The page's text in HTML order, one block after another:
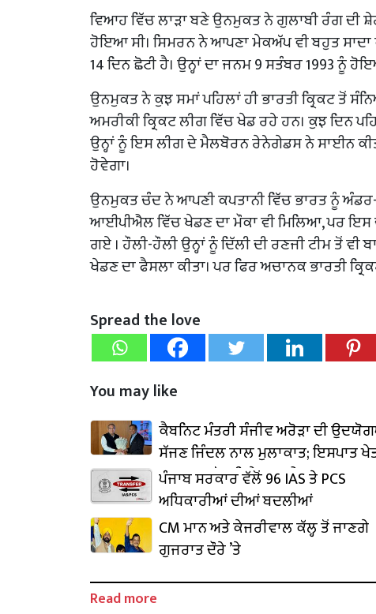
ਵਿਆਹ ਵਿੱਚ ਲਾੜਾ ਬਣੇ ਉਨਮੁਕਤ ਨੇ ਗੁਲਾਬੀ ਰੰਗ ਦੀ
ਹੋਇਆ ਸੀ। ਸਿਮਰਨ ਨੇ ਆਪਣਾ ਮੇਕਅੱਪ ਵੀ ਬਹੁਤ
14 ਦਿਨ ਛੋਟੀ ਹੈ। ਉਨ੍ਹਾਂ ਦਾ ਜਨਮ 9 ਸਤੰਬਰ 1993 ਨੂੰ
ਉਨਮੁਕਤ ਨੇ ਕੁਝ ਸਮਾਂ ਪਹਿਲਾਂ ਹੀ ਭਾਰਤੀ ਕ੍ਰਿਕਟ ਤੋਂ
ਅਮਰੀਕੀ ਕ੍ਰਿਕਟ ਲੀਗ ਵਿੱਚ ਖੇਡ ਰਹੇ ਹਨ। ਕੁਝ ਦਿਨ
ਉਨ੍ਹਾਂ ਨੂੰ ਇਸ ਲੀਗ ਦੇ ਮੈਲਬੋਰਨ ਰੇਨੇਗੇਡਸ ਨੇ ਸਾਈਨ
ਹੋਵੇਗਾ।
ਉਨਮੁਕਤ ਚੰਦ ਨੇ ਆਪਣੀ ਕਪਤਾਨੀ ਵਿੱਚ ਭਾਰਤ ਨੂੰ ਅੰਡਰ-
ਆਈਪੀਐਲ ਵਿੱਚ ਖੇਡਣ ਦਾ ਮੌਕਾ ਵੀ ਮਿਲਿਆ, ਪਰ
ਗਏ । ਹੌਲੀ-ਹੌਲੀ ਉਨ੍ਹਾਂ ਨੂੰ ਦਿੱਲੀ ਦੀ ਰਣਜੀ ਟੀਮ ਤੋਂ
ਖੇਡਣ ਦਾ ਫੈਸਲਾ ਕੀਤਾ। ਪਰ ਫਿਰ ਅਚਾਨਕ ਭਾਰਤੀ
Spread the love
You may like
ਕੈਬਨਿਟ ਮੰਤਰੀ ਸੰਜੀਵ ਅਰੋੜਾ ਦੀ
ਸੱਜਣ ਜਿੰਦਲ ਨਾਲ ਮੁਲਾਕਾਤ; ਇਸਪਾਤ
₹1,500 ਕਰੋੜ ਨਿਵੇਸ਼ ਦਾ ਐਲਾਨ
ਪੰਜਾਬ ਸਰਕਾਰ ਵੱਲੋਂ 96 IAS ਤੇ PCS
ਅਧਿਕਾਰੀਆਂ ਦੀਆਂ ਬਦਲੀਆਂ
CM ਮਾਨ ਅਤੇ ਕੇਜਰੀਵਾਲ ਕੱਲ੍ਹ ਤੋਂ ਜਾਣਗੇ
ਗੁਜਰਾਤ ਦੌਰੇ ’ਤੇ
Read more